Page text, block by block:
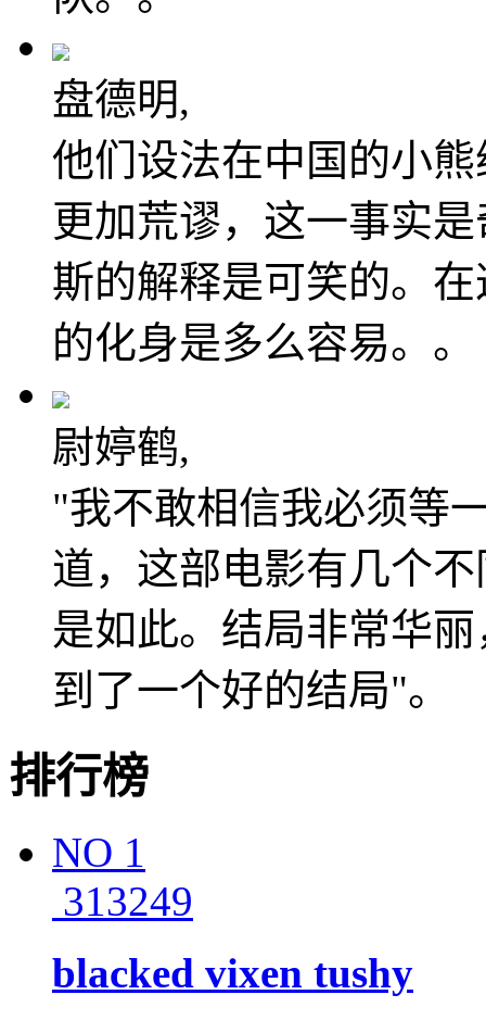
盘德明,
他们设法在中国的小
更加荒谬，这一事实
斯的解释是可笑的。
的化身是多么容易。。
尉婷鹤,
"我不敢相信我必须等
道，这部电影有几个
是如此。结局非常华
到了一个好的结局"。
排行榜
NO 1
313249
blacked vixen tushy